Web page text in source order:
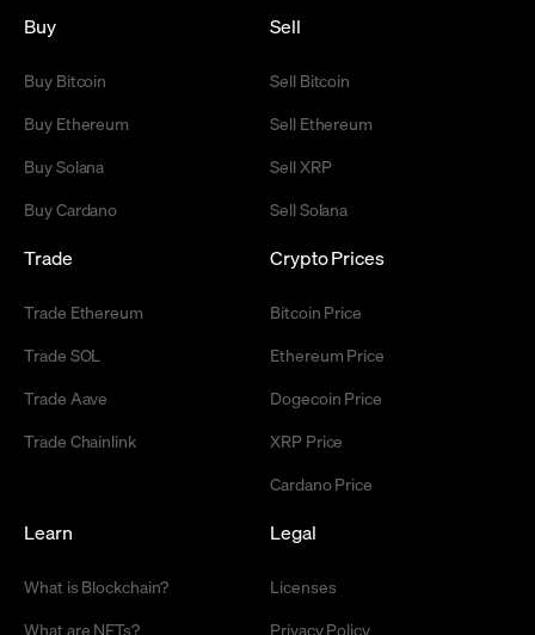
Buy
Buy Bitcoin
Buy Ethereum
Buy Solana
Buy Cardano
Sell
Sell Bitcoin
Sell Ethereum
Sell XRP
Sell Solana
Trade
Trade Ethereum
Trade SOL
Trade Aave
Trade Chainlink
Crypto Prices
Bitcoin Price
Ethereum Price
Dogecoin Price
XRP Price
Cardano Price
Learn
What is Blockchain?
What are NFTs?
Legal
Licenses
Privacy Policy